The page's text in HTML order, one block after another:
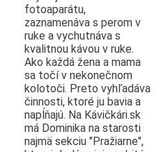
fotoaparátu,
zaznamenáva s perom v
ruke a vychutnáva s
kvalitnou kávou v ruke.
Ako každá žena a mama
sa točí v nekonečnom
kolotoči. Preto vyhľadáva
činnosti, ktoré ju bavia a
napĺňajú. Na Kávičkári.sk
má Dominika na starosti
najmä sekciu "Pražiarne",